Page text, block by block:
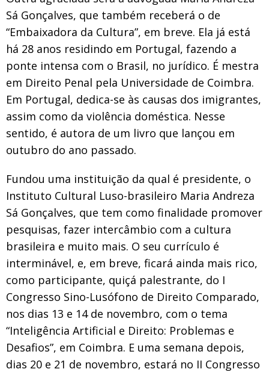
Sá Gonçalves, que também receberá o de
“Embaixadora da Cultura”, em breve. Ela já está
há 28 anos residindo em Portugal, fazendo a
ponte intensa com o Brasil, no jurídico. É mestra
em Direito Penal pela Universidade de Coimbra.
Em Portugal, dedica-se às causas dos imigrantes,
assim como da violência doméstica. Nesse
sentido, é autora de um livro que lançou em
outubro do ano passado.
Fundou uma instituição da qual é presidente, o
Instituto Cultural Luso-brasileiro Maria Andreza
Sá Gonçalves, que tem como finalidade promover
pesquisas, fazer intercâmbio com a cultura
brasileira e muito mais. O seu currículo é
interminável, e, em breve, ficará ainda mais rico,
como participante, quiçá palestrante, do I
Congresso Sino-Lusófono de Direito Comparado,
nos dias 13 e 14 de novembro, com o tema
“Inteligência Artificial e Direito: Problemas e
Desafios”, em Coimbra. E uma semana depois,
dias 20 e 21 de novembro, estará no II Congresso